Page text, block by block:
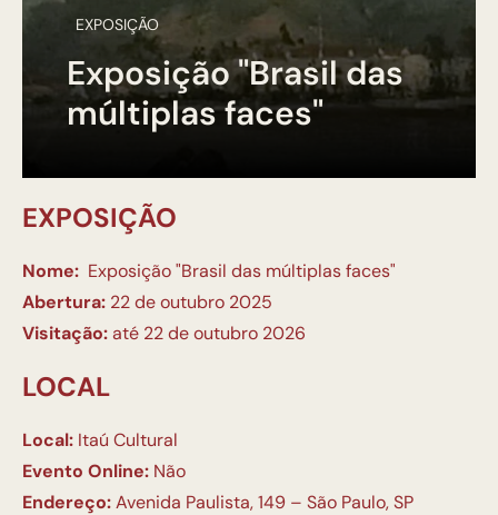
EXPOSIÇÃO
Exposição "Brasil das
múltiplas faces"
EXPOSIÇÃO
Nome: Exposição "Brasil das múltiplas faces"
Abertura: 22 de outubro 2025
Visitação:até 22 de outubro 2026
LOCAL
Local: Itaú Cultural
Evento Online: Não
Endereço:Avenida Paulista, 149 – São Paulo, SP